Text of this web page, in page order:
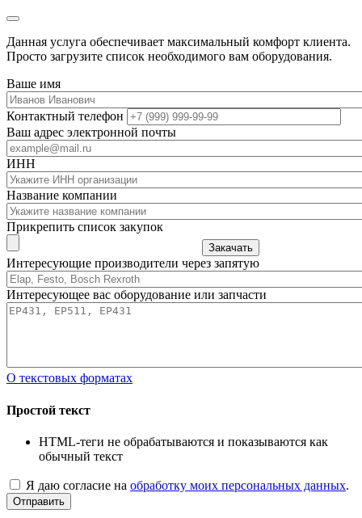
Данная услуга обеспечивает максимальный комфорт клиента.
Просто загрузите список необходимого вам оборудования.
Ваше имя
Контактный телефон
Ваш адрес электронной почты
ИНН
Название компании
Прикрепить список закупок
Закачать
Интересующие производители через запятую
Интересующее вас оборудование или запчасти
О текстовых форматах
Простой текст
HTML-теги не обрабатываются и показываются как
обычный текст
Я даю согласие на обработку моих персональных данных.
Отправить